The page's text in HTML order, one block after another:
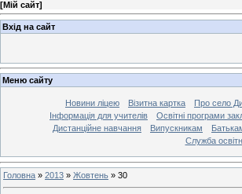
[Мій сайт]
Вхід на сайт
Меню сайту
Новини ліцею Візитна картка Про село
Інформація для учителів
Освітні програми
Дистанційне навчання
Випускникам
Служба
Головна » 2013 » Жовтень » 30